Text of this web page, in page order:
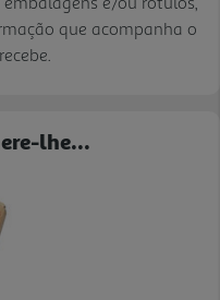
que acompanha o
lhe...